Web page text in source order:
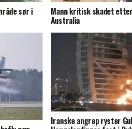
sør i Mann kritisk skadet
Australia
Iranske angrep ryster